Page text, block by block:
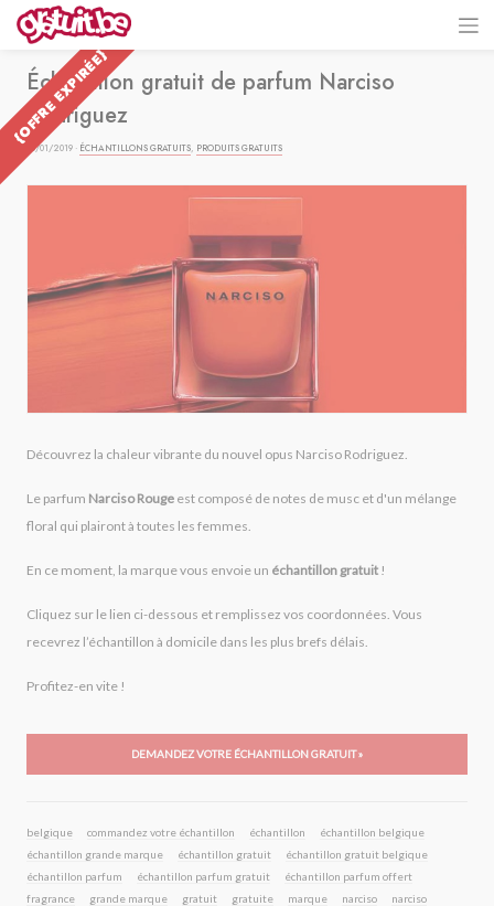
{OFFRE EXPIRÉE}
Échantillon gratuit de parfum Narciso
Rodriguez
15/01/2019 · ÉCHANTILLONS GRATUITS, PRODUITS GRATUITS
Découvrez la chaleur vibrante du nouvel opus Narciso Rodriguez.
Le parfum Narciso Rouge est composé de notes de musc et d'un mélange
floral qui plairont à toutes les femmes.
En ce moment, la marque vous envoie un échantillon gratuit !
Cliquez sur le lien ci-dessous et remplissez vos coordonnées. Vous
recevrez l’échantillon à domicile dans les plus brefs délais.
Profitez-en vite !
DEMANDEZ VOTRE ÉCHANTILLON GRATUIT »
belgique commandez votre échantillon échantillon
échantillon belgique
échantillon grande marque
échantillon gratuit
échantillon gratuit belgique
échantillon parfum
échantillon parfum gratuit
échantillon parfum offert
fragrance
grande marque gratuit gratuite marque narciso
narciso